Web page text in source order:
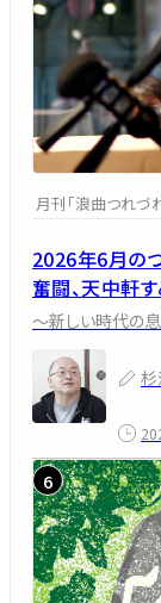
月刊「浪曲つれづ
2026年6月の
奮闘、天中軒
～新しい時代の
杉